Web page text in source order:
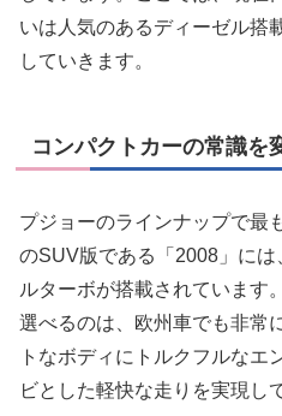
いは人気のあるディーゼル搭
していきます。
コンパクトカーの常識を
プジョーのラインナップで最
のSUV版である「2008」に
ルターボが搭載されています
選べるのは、欧州車でも非常
トなボディにトルクフルなエ
ビとした軽快な走りを実現し